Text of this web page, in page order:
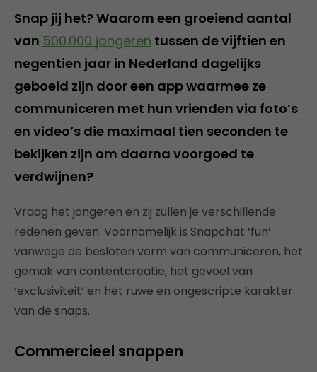
Snap jij het? Waarom een groeiend aantal
van 500.000 jongeren tussen de vijftien en
negentien jaar in Nederland dagelijks
geboeid zijn door een app waarmee ze
communiceren met hun vrienden via foto’s
en video’s die maximaal tien seconden te
bekijken zijn om daarna voorgoed te
verdwijnen?
Vraag het jongeren en zij zullen je verschillende
redenen geven. Voornamelijk is Snapchat ‘fun’
vanwege de besloten vorm van communiceren, het
gemak van contentcreatie, het gevoel van
‘exclusiviteit’ en het ruwe en ongescripte karakter
van de snaps.
Commercieel snappen